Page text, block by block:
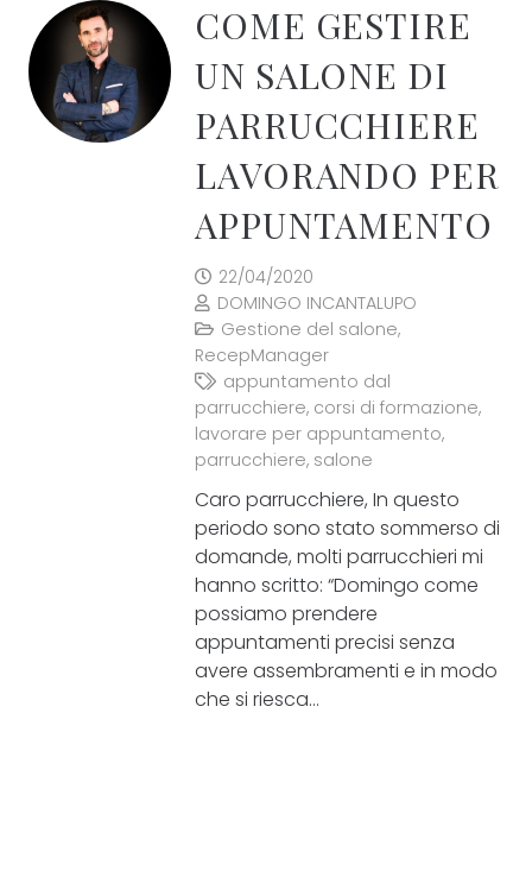
COME GESTIRE
UN SALONE DI
PARRUCCHIERE
LAVORANDO PER
APPUNTAMENTO
22/04/2020
DOMINGO INCANTALUPO
Gestione del salone,
RecepManager
appuntamento dal
parrucchiere, corsi di formazione,
lavorare per appuntamento,
parrucchiere, salone
Caro parrucchiere, In questo
periodo sono stato sommerso di
domande, molti parrucchieri mi
hanno scritto: “Domingo come
possiamo prendere
appuntamenti precisi senza
avere assembramenti e in modo
che si riesca…